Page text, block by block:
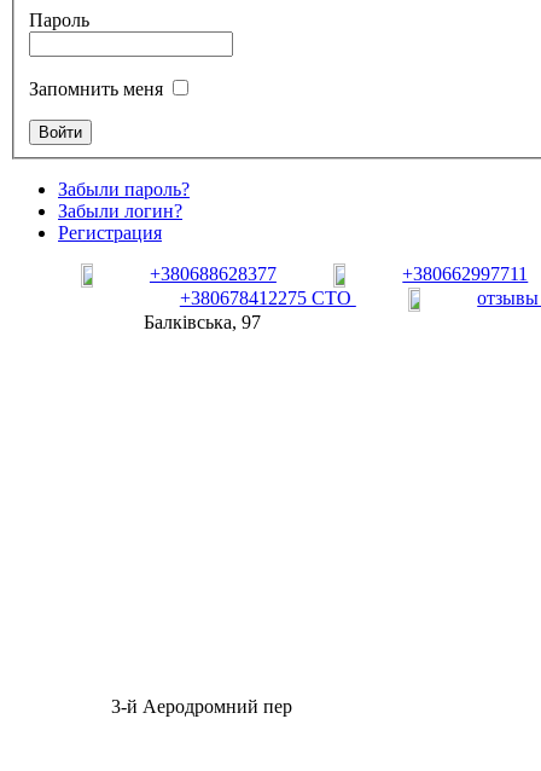
Пароль
Запомнить меня
Забыли пароль?
Забыли логин?
Регистрация
+380688628377
+380662997711
+380678412275 СТО
Балківська, 97
3-й Аеродромний пер